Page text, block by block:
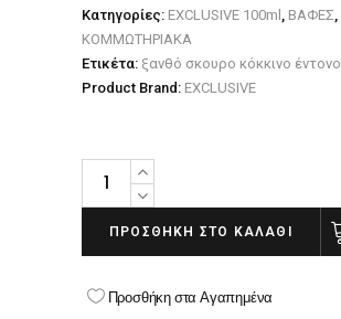
Κατηγορίες: EXCLUSIVE 100ml , ΒΑΦΕΣ,
ΚΟΜΜΩΤΗΡΙΑΚΑ
Ετικέτα: ξανθό σκουρο κόκκινο έντονο
Product Brand: EXCLUSIVE
EXCLUSIVE
μαλλιών
6.66
ΞΑΝΘΟ
ΠΡΟΣΘΉΚΗ ΣΤΟ ΚΑΛΆΘΙ
Προσθήκη στα Αγαπημένα